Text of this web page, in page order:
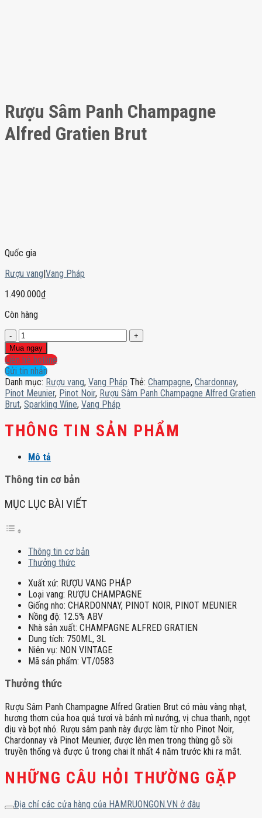
Rượu Sâm Panh Champagne
Alfred Gratien Brut
Quốc gia
Rượu vang|Vang Pháp
1.490.000₫
Còn hàng
Rượu
Sâm
Panh
Champagne
Alfred
Gratien
Brut
số
lượng
Mua ngay
Liên hệ hotline
Gửi tin nhắn
Danh mục: Rượu vang, Vang Pháp Thẻ: Champagne, Chardonnay,
Pinot Meunier, Pinot Noir, Rượu Sâm Panh Champagne Alfred Gratien
Brut, Sparkling Wine, Vang Pháp
THÔNG TIN SẢN PHẨM
Mô tả
Thông tin cơ bản
MỤC LỤC BÀI VIẾT
Thông tin cơ bản
Thưởng thức
Xuất xứ: RƯỢU VANG PHÁP
Loại vang: RƯỢU CHAMPAGNE
Giống nho: CHARDONNAY, PINOT NOIR, PINOT MEUNIER
Nồng độ: 12.5% ABV
Nhà sản xuất: CHAMPAGNE ALFRED GRATIEN
Dung tích: 750ML, 3L
Niên vụ: NON VINTAGE
Mã sản phẩm: VT/0583
Thưởng thức
Rượu Sâm Panh Champagne Alfred Gratien Brut có màu vàng nhạt,
hương thơm của hoa quả tươi và bánh mì nướng, vị chua thanh, ngọt
dịu và bọt nhỏ. Rượu sâm panh này được làm từ nho Pinot Noir,
Chardonnay và Pinot Meunier, được lên men trong thùng gỗ sồi
truyền thống và được ủ trong chai ít nhất 4 năm trước khi ra mắt.
NHỮNG CÂU HỎI THƯỜNG GẶP
Địa chỉ các cửa hàng của HAMRUONGON.VN ở đâu